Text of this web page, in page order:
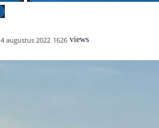
4 augustus 2022 1626 views